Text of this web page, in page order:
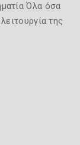
Όλα όσα
της